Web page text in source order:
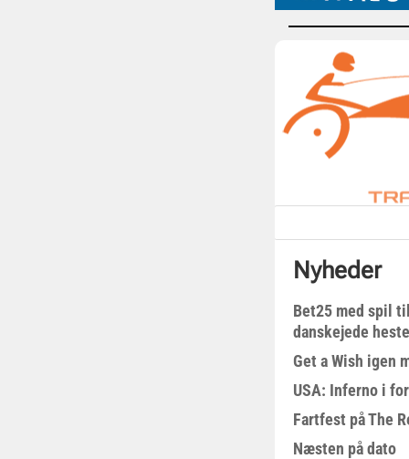
Nyheder
Bet25 med spil
danskejede
Get a Wish igen
USA: Inferno i
Fartfest på The
Næsten på dato